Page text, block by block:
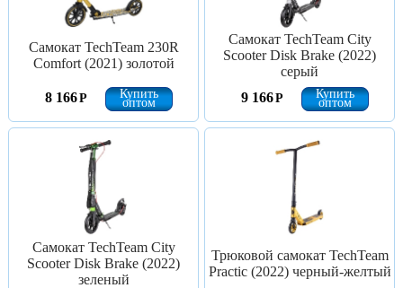
Самокат TechTeam 230R
Comfort (2021) золотой
8 166Р Купить
оптом
Самокат TechTeam City
Scooter Disk Brake (2022)
серый
9 166Р Купить
оптом
Самокат TechTeam City
Scooter Disk Brake (2022)
зеленый
Трюковой самокат TechTeam
Practic (2022) черный-желтый